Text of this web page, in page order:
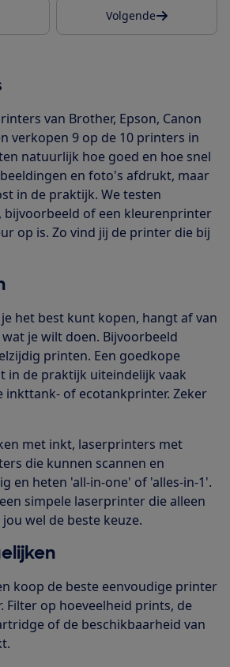
Volgende
van Brother, Epson, Canon
verkopen 9 op de 10 printers in
natuurlijk hoe goed en hoe snel
en foto's afdrukt, maar
in de praktijk. We testen
bijvoorbeeld of een kleurenprinter
op is. Zo vind jij de printer die bij
het best kunt kopen, hangt af van
je wilt doen. Bijvoorbeeld
printen. Een goedkope
in de praktijk uiteindelijk vaak
inkttank- of ecotankprinter. Zeker
met inkt, laserprinters met
die kunnen scannen en
en heten 'all-in-one' of 'alles-in-1'.
simpele laserprinter die alleen
wel de beste keuze.
koop de beste eenvoudige printer
Filter op hoeveelheid prints, de
of de beschikbaarheid van